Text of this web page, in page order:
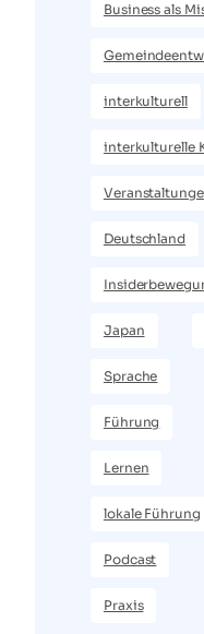
Business als
interkulturell
interkulturelle
Deutschland
Japan
Sprache
Führung
Lernen
lokale Führung
Podcast
Praxis